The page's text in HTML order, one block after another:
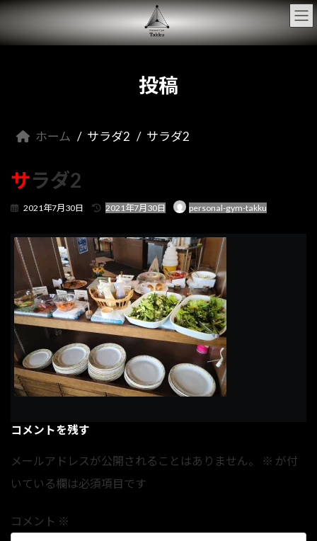
コ
テ
ナ
ゲ
投稿
ホーム サラダ2 サラダ2
サラダ2
2021年7月30日
最
新
日
時
:
2021年7月30日 personal-gym-takku
コメントを残す
メールアドレスが公開されることはありません。 ※ が付
いている欄は必須項目です
コメント ※